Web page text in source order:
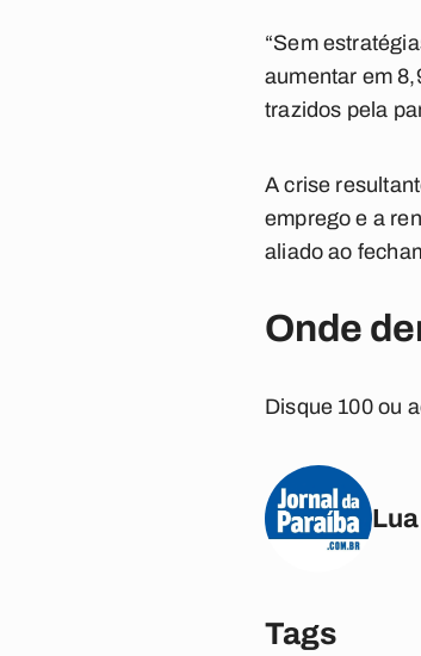
“Sem
aumentar em
trazidos pela
A crise
emprego e a
aliado ao
Onde
Disque 100 ou
Tags